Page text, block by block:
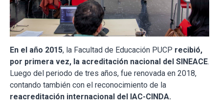
En el año 2015, la Facultad de Educación PUCP recibió,
por primera vez, la acreditación nacional del SINEACE.
Luego del periodo de tres años, fue renovada en 2018,
contando también con el reconocimiento de la
reacreditación internacional del IAC-CINDA.